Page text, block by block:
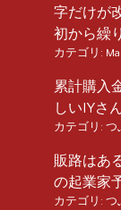
字だけが
初から繰
カテゴリ:
累計購入
しいIYさ
カテゴリ: つ
販路はあ
の起業家
カテゴリ: つ